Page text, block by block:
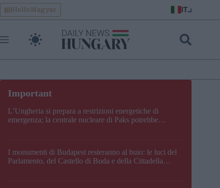
Skip
to
content
HelloMagyar IT
L’Ungheria si prepara a restrizioni energetiche di
emergenza; la centrale nucleare di Paks potrebbe
I monumenti di Budapest resteranno al buio: le luci del
Parlamento, del Castello di Buda e della Cittadella